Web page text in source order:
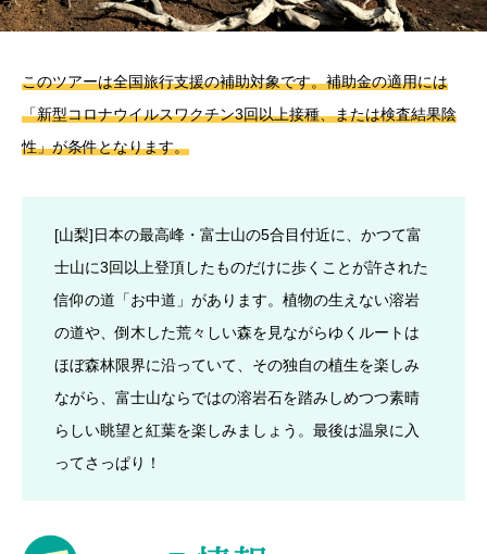
このツアーは全国旅行支援の補助対象です。補助金の適用には
「新型コロナウイルスワクチン3回以上接種、または検査結果陰
性」が条件となります。
[山梨]日本の最高峰・富士山の5合目付近に、かつて富
士山に3回以上登頂したものだけに歩くことが許された
信仰の道「お中道」があります。植物の生えない溶岩
の道や、倒木した荒々しい森を見ながらゆくルートは
ほぼ森林限界に沿っていて、その独自の植生を楽しみ
ながら、富士山ならではの溶岩石を踏みしめつつ素晴
らしい眺望と紅葉を楽しみましょう。最後は温泉に入
ってさっぱり！